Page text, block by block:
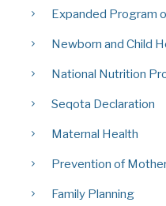
Expanded Program
Newborn and Child
National Nutrition
Seqota Declaration
Maternal Health
Prevention of
Family Planning